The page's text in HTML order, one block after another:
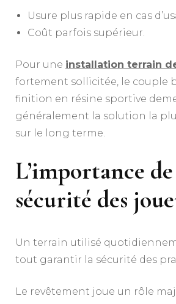
Usure plus rapide en cas
Coût parfois supérieur.
Pour une installation terrain
fortement sollicitée, le couple
finition en résine sportive
généralement la solution la
sur le long terme.
L’importance
sécurité des
Un terrain utilisé
tout garantir la sécurité des
Le revêtement joue un rôle